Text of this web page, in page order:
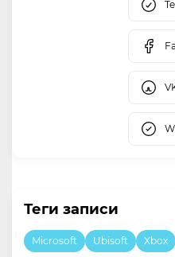
Теги записи
Microsoft Ubisoft Xbox